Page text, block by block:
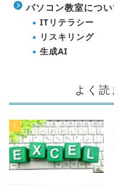
パソコン教室につい
ITリテラシー
リスキリング
生成AI
よく
1